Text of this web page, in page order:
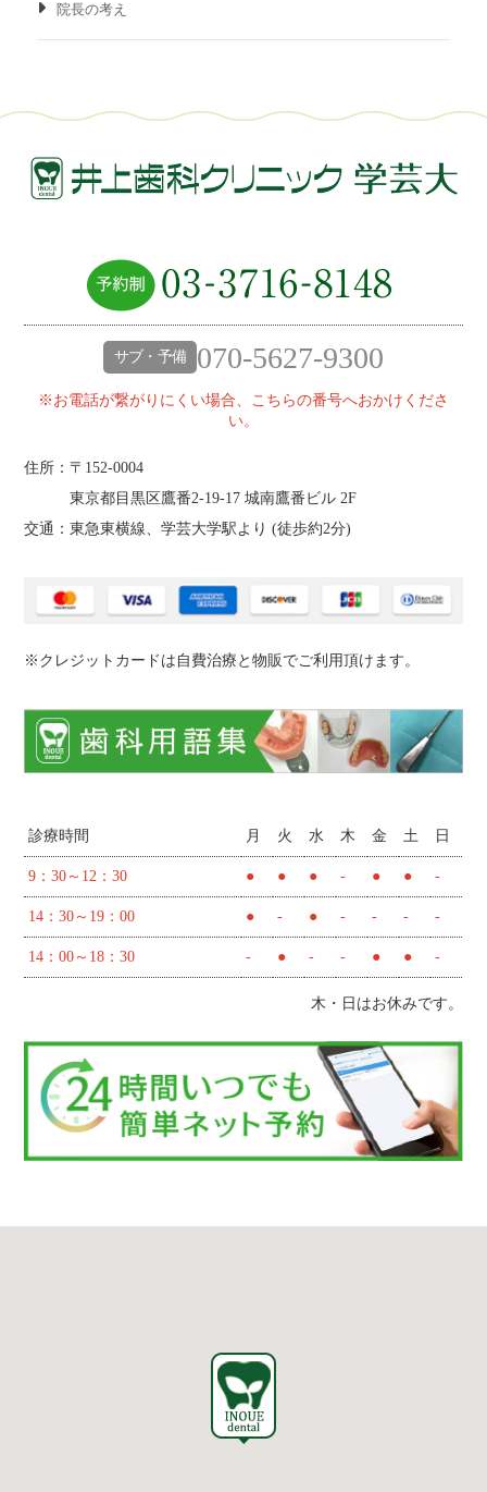
院長の考え
サブ・予備 070-5627-9300
※お電話が繋がりにくい場合、こちらの番号へおかけくださ
い。
住所：〒152-0004
東京都目黒区鷹番2‐19‐17 城南鷹番ビル 2F
交通：東急東横線、学芸大学駅より (徒歩約2分)
※クレジットカードは自費治療と物販でご利用頂けます。
診療時間 月 火 水 木 金 土 日
9：30～12：30 ● ● ● - ● ● -
14：30～19：00 ● - ● - - - -
14：00～18：30 - ● - - ● ● -
木・日はお休みです。